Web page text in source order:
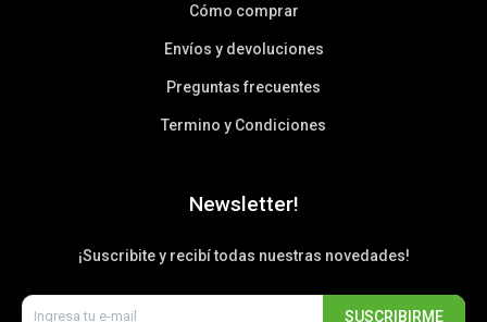
Cómo comprar
Envíos y devoluciones
Preguntas frecuentes
Termino y Condiciones
Newsletter!
¡Suscribite y recibí todas nuestras novedades!
SUSCRIBIRME